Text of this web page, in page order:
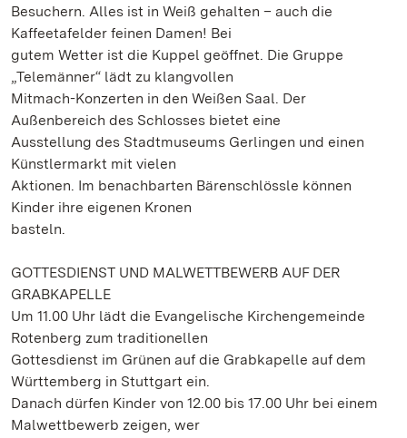
Besuchern. Alles ist in Weiß gehalten – auch die
Kaffeetafelder feinen Damen! Bei
gutem Wetter ist die Kuppel geöffnet. Die Gruppe
„Telemänner“ lädt zu klangvollen
Mitmach-Konzerten in den Weißen Saal. Der
Außenbereich des Schlosses bietet eine
Ausstellung des Stadtmuseums Gerlingen und einen
Künstlermarkt mit vielen
Aktionen. Im benachbarten Bärenschlössle können
Kinder ihre eigenen Kronen
basteln.
GOTTESDIENST UND MALWETTBEWERB AUF DER
GRABKAPELLE
Um 11.00 Uhr lädt die Evangelische Kirchengemeinde
Rotenberg zum traditionellen
Gottesdienst im Grünen auf die Grabkapelle auf dem
Württemberg in Stuttgart ein.
Danach dürfen Kinder von 12.00 bis 17.00 Uhr bei einem
Malwettbewerb zeigen, wer